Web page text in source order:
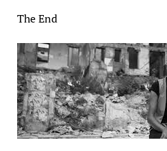
The End